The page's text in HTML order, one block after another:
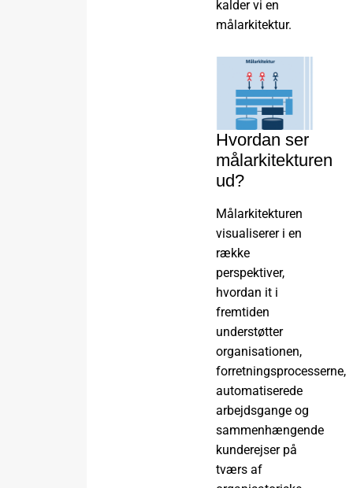
kalder vi en
målarkitektur.
Hvordan ser
målarkitekturen
ud?
Målarkitekturen
visualiserer i en
række
perspektiver,
hvordan it i
fremtiden
understøtter
organisationen,
forretningsprocesserne,
automatiserede
arbejdsgange og
sammenhængende
kunderejser på
tværs af